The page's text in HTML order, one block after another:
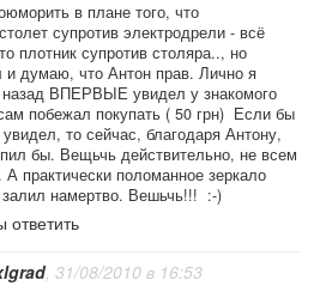
в плане того, что
супротив электродрели - всё
плотник супротив столяра.., но
и думаю, что Антон прав. Лично я
назад ВПЕРВЫЕ увидел у знакомого
побежал покупать ( 50 грн) Если бы
увидел, то сейчас, благодаря Антону,
бы. Вещьчь действительно, не всем
А практически поломанное зеркало
намертво. Вешьчь!!! :-)
ответить
, 31/08/2010 в 16:53